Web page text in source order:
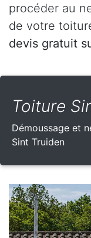
procéder au
de votre
devis gratuit
Toiture
Démoussage et
Sint Truiden